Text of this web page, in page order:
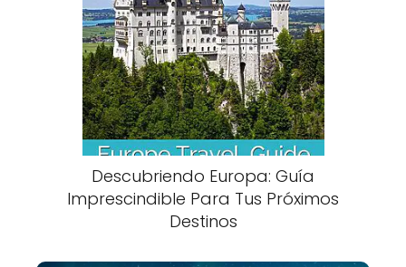
Descubriendo Europa: Guía
Imprescindible Para Tus Próximos
Destinos